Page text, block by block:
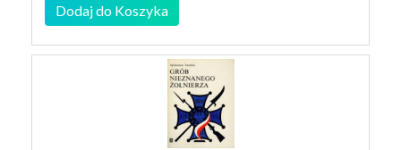
Dodaj do Koszyka